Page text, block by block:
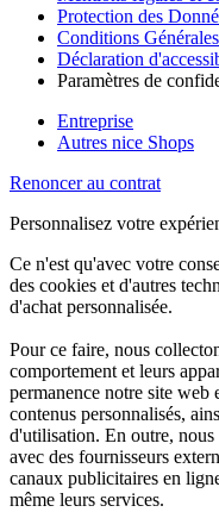
Protection des
Conditions
Déclaration
Paramètres de
Entreprise
Autres nice Shops
Renoncer au contrat
Personnalisez votre
Ce n'est qu'avec votre
des cookies et d'autres
d'achat personnalisée.
Pour ce faire, nous
comportement et leurs
permanence notre site web
contenus personnalisés,
d'utilisation. En outre, nous
avec des fournisseurs
canaux publicitaires en
même leurs services.